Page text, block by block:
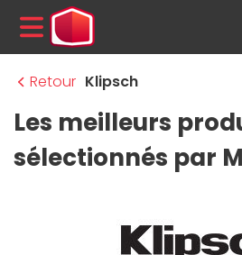
MENU
Retour Klipsch
Les meilleurs
sélectionnés par